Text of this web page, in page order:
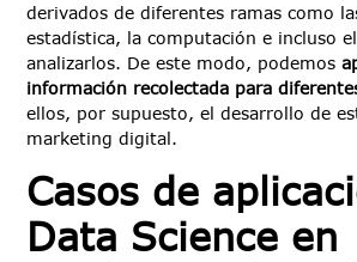
derivados de diferentes ramas como
estadística, la computación e incluso
analizarlos. De este modo, podemos
información recolectada para
ellos, por supuesto, el desarrollo de
marketing digital.
Casos de
Data Science en